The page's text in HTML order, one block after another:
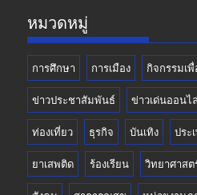
หมวดหมู่
การศึกษา การเมือง กิจกรรมเ
ข่าวประชาสัมพันธ์ ข่าวเด่นออนไ
ท่องเที่ยว ธุรกิจ บันเทิง ประ
ยาเสพติด ร้องเรียน วิทยาศาส